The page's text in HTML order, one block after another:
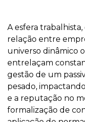
A esfera
relação entre
universo dinâmico
entrelaçam
gestão de um
pesado,
e a reputação no
formalização de